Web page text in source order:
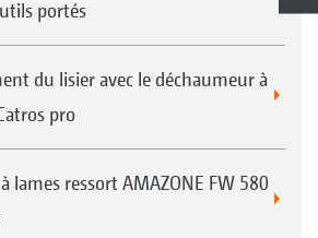
portés
du lisier avec le déchaumeur à
pro
lames ressort AMAZONE FW 580